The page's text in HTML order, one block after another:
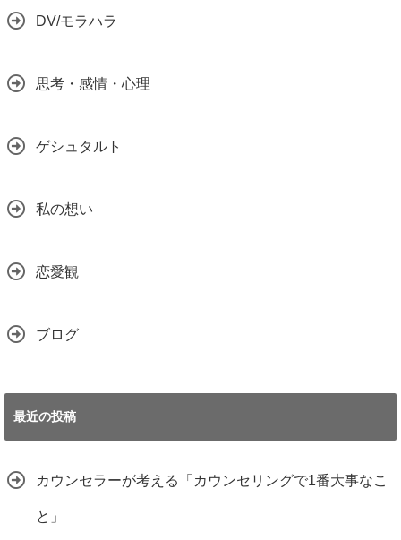
DV/モラハラ
思考・感情・心理
ゲシュタルト
私の想い
恋愛観
ブログ
最近の投稿
カウンセラーが考える「カウンセリングで1番大事なこ
と」